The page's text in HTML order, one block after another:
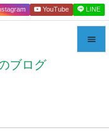
ブログ

YouTube LINE